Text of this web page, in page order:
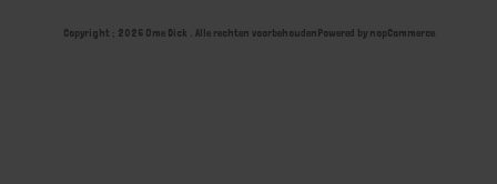
Copyright ; 2026 Ome Dick . Alle rechten voorbehoudenPowered by nopCommerce